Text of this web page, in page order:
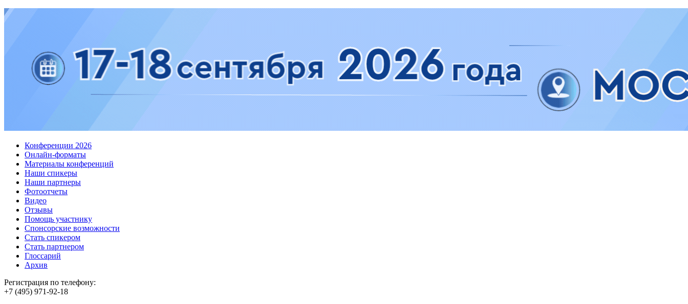
Конференции 2026
Онлайн-форматы
Материалы конференций
Наши спикеры
Наши партнеры
Фотоотчеты
Видео
Отзывы
Помощь участнику
Спонсорские возможности
Стать спикером
Стать партнером
Глоссарий
Архив
Регистрация по телефону:
+7 (495) 971-92-18